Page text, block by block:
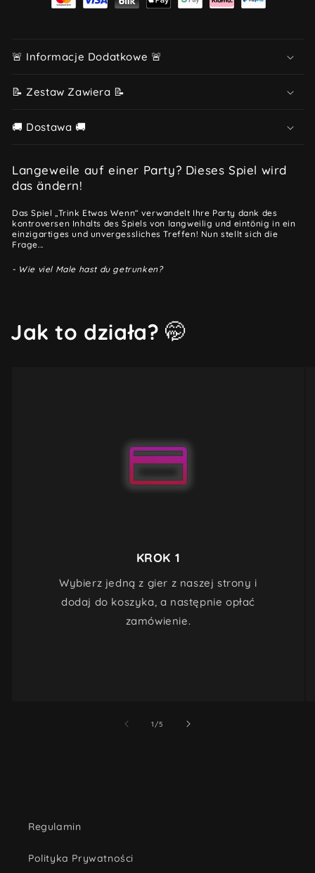
🚨 Informacje Dodatkowe 🚨
📝 Zestaw Zawiera 📝
🚚 Dostawa 🚚
Langeweile auf einer Party? Dieses Spiel wird
das ändern!
Das Spiel „Trink Etwas Wenn“ verwandelt Ihre Party dank des
kontroversen Inhalts des Spiels von langweilig und eintönig in ein
einzigartiges und unvergessliches Treffen! Nun stellt sich die
Frage...
- Wie viel Male hast du getrunken?
Jak to działa? 🤭
KROK 1
Wybierz jedną z gier z naszej strony i
dodaj do koszyka, a następnie opłać
zamówienie.
1/z5
Regulamin
Polityka Prywatności